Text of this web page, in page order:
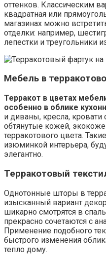
оттенков. Классическим
квадратная или
магазинах можно
отделки: например,
лепестки и треугольники
Мебель в
Терракот в цветах
особенно в облике
и диваны, кресла,
обтянутые кожей,
терракотового цвета.
изюминкой интерьера,
элегантно.
Терракотовый
Однотонные шторы в
изысканный вариант
шикарно смотрятся в
прекрасно сочетаются с
Применение подобного
быстрого изменения
тепло дому.